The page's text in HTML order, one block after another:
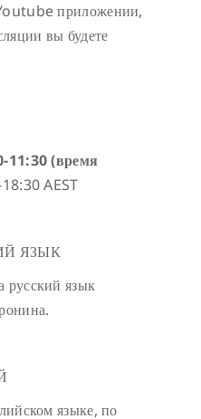
приложении,
вы будете
11:30 (время
AEST
ЯЗЫК
язык
языке, по